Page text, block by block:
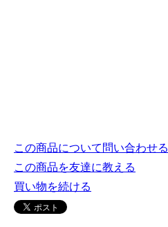
この商品について問い合わせる
この商品を友達に教える
買い物を続ける